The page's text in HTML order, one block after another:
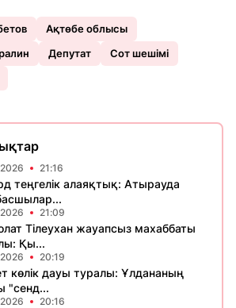
Ақтөбе облысы
Депутат
Сот шешімі
21:16
теңгелік алаяқтық: Атырауда
21:09
Тілеухан жауапсыз махаббаты
Қы...
20:19
көлік дауы туралы: Ұлдананың
"сенд...
20:16